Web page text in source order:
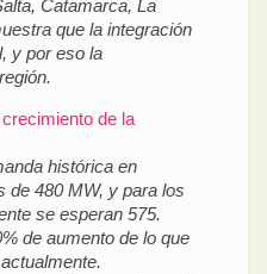
Catamarca, La
que la integración
y por eso la
de la
histórica en
de 480 MW, y para los
se esperan 575.
de aumento de lo que